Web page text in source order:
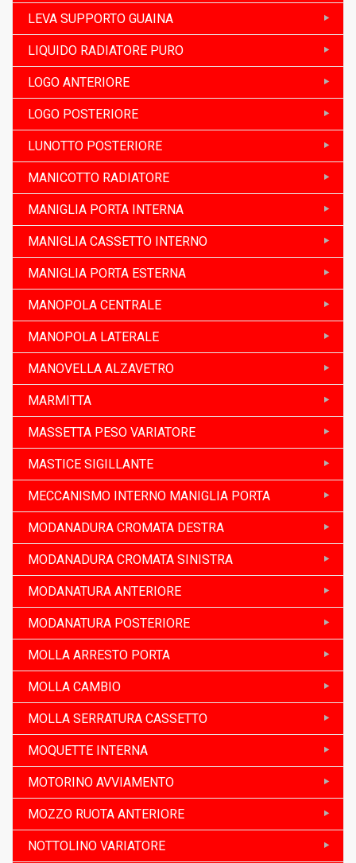
LEVA SUPPORTO GUAINA
LIQUIDO RADIATORE PURO
LOGO ANTERIORE
LOGO POSTERIORE
LUNOTTO POSTERIORE
MANICOTTO RADIATORE
MANIGLIA PORTA INTERNA
MANIGLIA CASSETTO INTERNO
MANIGLIA PORTA ESTERNA
MANOPOLA CENTRALE
MANOPOLA LATERALE
MANOVELLA ALZAVETRO
MARMITTA
MASSETTA PESO VARIATORE
MASTICE SIGILLANTE
MECCANISMO INTERNO MANIGLIA PORTA
MODANADURA CROMATA DESTRA
MODANADURA CROMATA SINISTRA
MODANATURA ANTERIORE
MODANATURA POSTERIORE
MOLLA ARRESTO PORTA
MOLLA CAMBIO
MOLLA SERRATURA CASSETTO
MOQUETTE INTERNA
MOTORINO AVVIAMENTO
MOZZO RUOTA ANTERIORE
NOTTOLINO VARIATORE